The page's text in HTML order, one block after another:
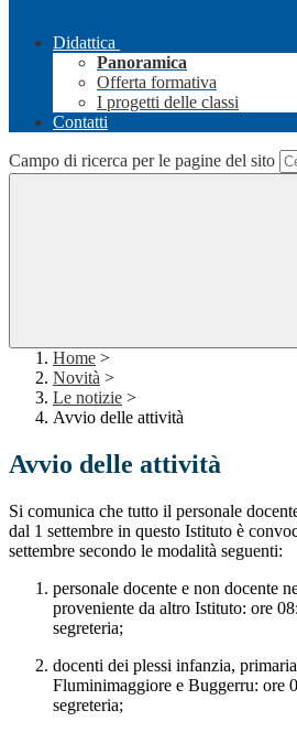
Didattica
Panoramica
Offerta formativa
I progetti delle classi
Contatti
Campo di ricerca per le pagine del sito
Home >
Novità >
Le notizie >
Avvio delle attività
Avvio delle attività
Si comunica che tutto il personale
dal 1 settembre in questo Istituto è
settembre secondo le modalità seguenti:
personale docente e non docente
proveniente da altro Istituto: ore
segreteria;
docenti dei plessi infanzia,
Fluminimaggiore e Buggerru: ore
segreteria;